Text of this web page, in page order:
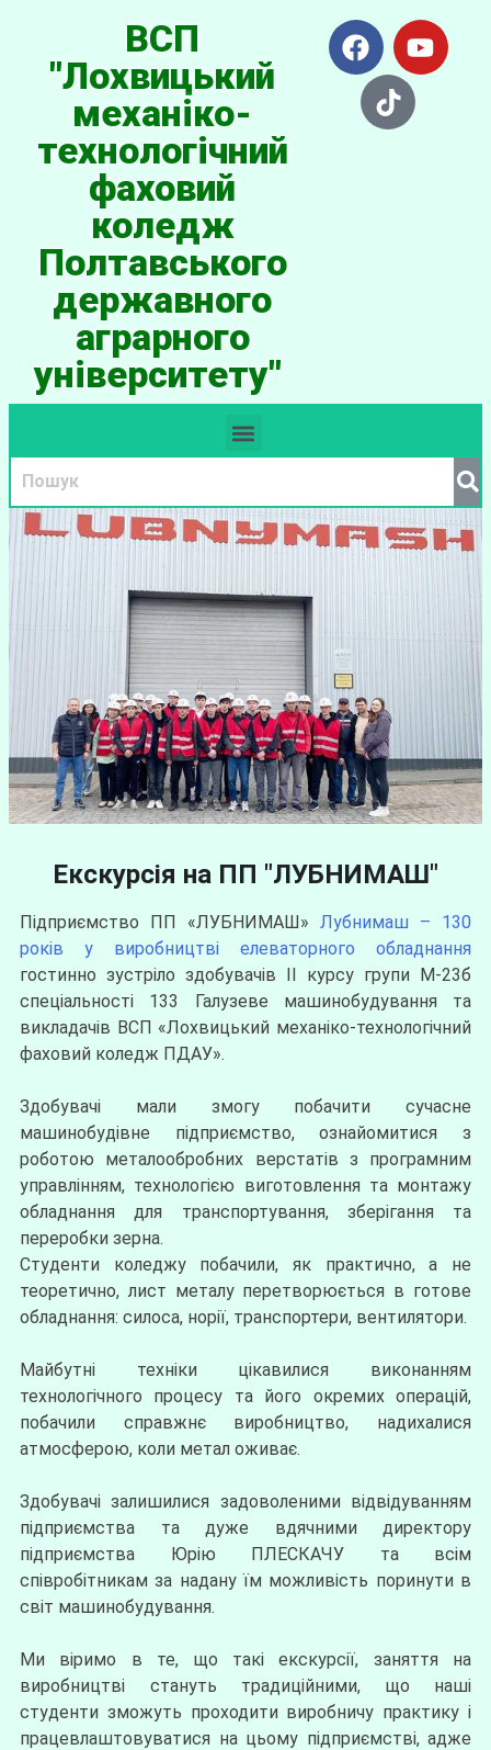
ВСП
"Лохвицький
механіко-
технологічний
фаховий
коледж
Полтавського
державного
аграрного
університету"
Екскурсія на ПП "ЛУБНИМАШ"
Підприємство ПП «ЛУБНИМАШ» Лубнимаш – 130
років у виробництві елеваторного обладнання
гостинно зустріло здобувачів ІІ курсу групи М-23б
спеціальності 133 Галузеве машинобудування та
викладачів ВСП «Лохвицький механіко-технологічний
фаховий коледж ПДАУ».
Здобувачі мали змогу побачити сучасне
машинобудівне підприємство, ознайомитися з
роботою металообробних верстатів з програмним
управлінням, технологією виготовлення та монтажу
обладнання для транспортування, зберігання та
переробки зерна.
Студенти коледжу побачили, як практично, а не
теоретично, лист металу перетворюється в готове
обладнання: силоса, норії, транспортери, вентилятори.
Майбутні техніки цікавилися виконанням
технологічного процесу та його окремих операцій,
побачили справжнє виробництво, надихалися
атмосферою, коли метал оживає.
Здобувачі залишилися задоволеними відвідуванням
підприємства та дуже вдячними директору
підприємства Юрію ПЛЕСКАЧУ та всім
співробітникам за надану їм можливість поринути в
світ машинобудування.
Ми віримо в те, що такі екскурсії, заняття на
виробництві стануть традиційними, що наші
студенти зможуть проходити виробничу практику і
працевлаштовуватися на цьому підприємстві, адже